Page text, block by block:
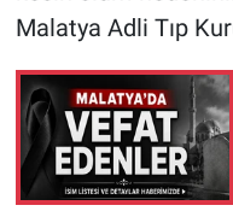
Malatya Adli Tıp